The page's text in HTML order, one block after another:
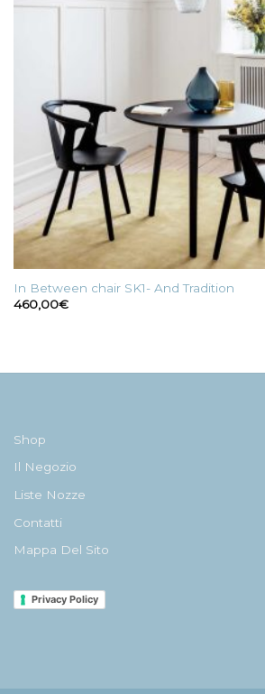
In Between chair SK1- And Tradition
460,00€
Shop
Il Negozio
Liste Nozze
Contatti
Mappa Del Sito
Privacy Policy